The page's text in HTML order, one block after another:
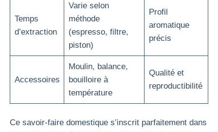
Temps
d’extraction
Varie selon
méthode
(espresso, filtre,
piston)
Profil
aromatique
précis
Accessoires
Moulin, balance,
bouilloire à
température
Qualité et
reproductibilité
Ce savoir-faire domestique s’inscrit parfaitement dans